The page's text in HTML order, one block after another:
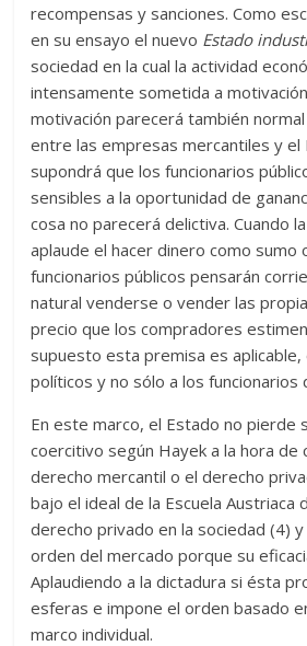
recompensas y sanciones. Como
en su ensayo el nuevo Estado
sociedad en la cual la actividad
intensamente sometida a
motivación parecerá también
entre las empresas mercantiles y el
supondrá que los funcionarios
sensibles a la oportunidad de
cosa no parecerá delictiva. Cuando
aplaude el hacer dinero como sumo
funcionarios públicos pensarán
natural venderse o vender las
precio que los compradores
supuesto esta premisa es
políticos y no sólo a los funcionarios
En este marco, el Estado no pierde
coercitivo según Hayek a la hora de
derecho mercantil o el derecho
bajo el ideal de la Escuela Austriaca
derecho privado en la sociedad (4)
orden del mercado porque su
Aplaudiendo a la dictadura si ésta
esferas e impone el orden basado
marco individual.